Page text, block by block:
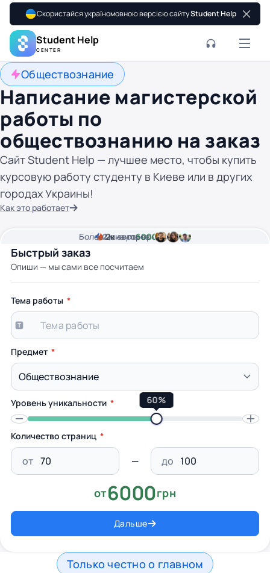
Скористайся україномовною версією сайтуStudent Help
Student Help
CENTER
Обществознание
Написание магистерской
работы по
обществознанию на заказ
Сайт Student Help — лучшее место, чтобы купить
курсовую работу студенту в Киеве или в других
городах Украины!
Как это работает
Быстрый заказ
Опиши — мы сами все посчитаем
2минуты времени
Цена от6000 грн
Более2кавторов
Тема работы
Предмет
Уровень уникальности 60%
Количество страниц
от до
от6000грн
Дальше
Только честно о главном